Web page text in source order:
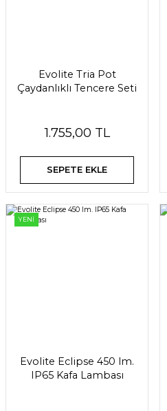
Evolite Tria Pot
Çaydanlıklı Tencere Seti
1.755,00 TL
SEPETE EKLE
YENİ
Evolite Eclipse 450 lm.
IP65 Kafa Lambası